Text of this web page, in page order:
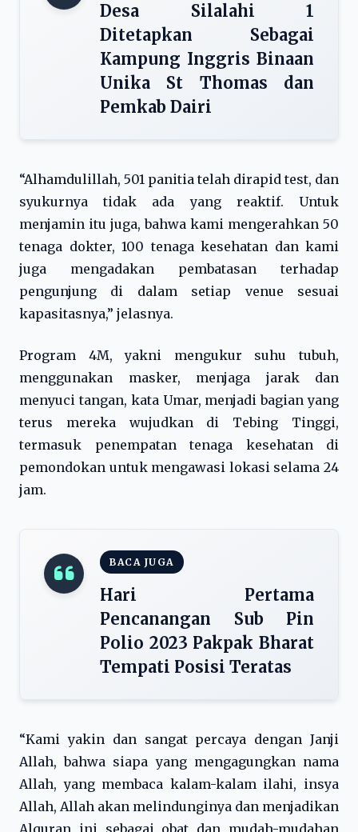
Desa Silalahi 1
Ditetapkan Sebagai
Kampung Inggris Binaan
Unika St Thomas dan
Pemkab Dairi
“Alhamdulillah, 501 panitia telah dirapid test, dan
syukurnya tidak ada yang reaktif. Untuk
menjamin itu juga, bahwa kami mengerahkan 50
tenaga dokter, 100 tenaga kesehatan dan kami
juga mengadakan pembatasan terhadap
pengunjung di dalam setiap venue sesuai
kapasitasnya,” jelasnya.
Program 4M, yakni mengukur suhu tubuh,
menggunakan masker, menjaga jarak dan
menyuci tangan, kata Umar, menjadi bagian yang
terus mereka wujudkan di Tebing Tinggi,
termasuk penempatan tenaga kesehatan di
pemondokan untuk mengawasi lokasi selama 24
jam.
BACA JUGA
Hari Pertama
Pencanangan Sub Pin
Polio 2023 Pakpak Bharat
Tempati Posisi Teratas
“Kami yakin dan sangat percaya dengan Janji
Allah, bahwa siapa yang mengagungkan nama
Allah, yang membaca kalam-kalam ilahi, insya
Allah, Allah akan melindunginya dan menjadikan
Alquran ini sebagai obat dan mudah-mudahan